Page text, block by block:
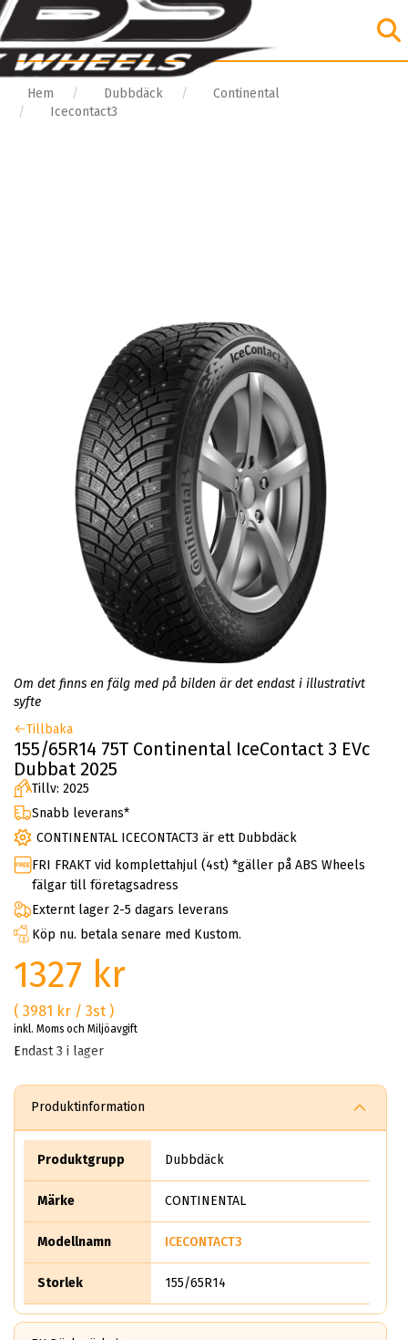
Hem Dubbdäck
Continental
Icecontact3
Om det finns en fälg med på bilden är det endast i illustrativt
syfte
Tillbaka
155/65R14 75T Continental IceContact 3 EVc
Dubbat 2025
Tillv: 2025
Snabb leverans*
CONTINENTAL ICECONTACT3 är ett Dubbdäck
FRI FRAKT vid komplettahjul (4st) *gäller på ABS Wheels
fälgar till företagsadress
Externt lager 2-5 dagars leverans
Köp nu. betala senare med Kustom.
1327 kr
( 3981 kr / 3st )
inkl. Moms och Miljöavgift
Endast 3 i lager
Produktinformation
Produktgrupp Dubbdäck
Märke CONTINENTAL
Modellnamn ICECONTACT3
Storlek 155/65R14